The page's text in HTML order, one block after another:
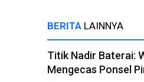
BERITA LAINNYA
Titik Nadir Baterai:
Mengecas Ponsel